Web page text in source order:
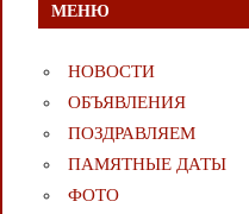
МЕНЮ
НОВОСТИ
ОБЪЯВЛЕНИЯ
ПОЗДРАВЛЯЕМ
ПАМЯТНЫЕ ДАТЫ
ФОТО